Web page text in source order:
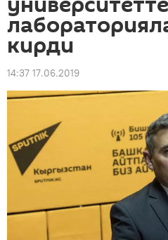
кирди
14:37 17.06.2019